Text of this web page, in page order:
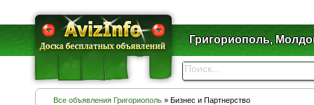
Григориополь,
Все объявления Григориополь » Бизнес и Партнерство